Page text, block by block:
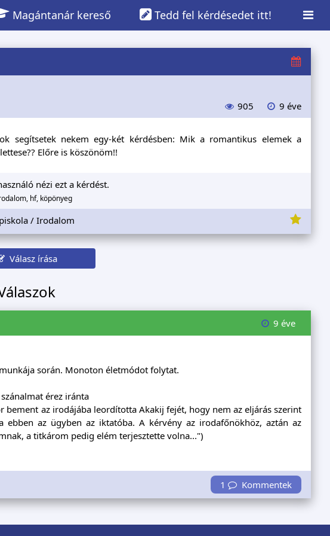
Tedd fel kérdésedet itt!
Magántanár kereső
905 9 éve
segítsetek nekem egy-két kérdésben: Mik a romantikus elemek a
Előre is köszönöm!!
nézi ezt a kérdést.
hf, köpönyeg
/ Irodalom
Válasz írása
9 éve
során. Monoton életmódot folytat.
érez iránta
bement az irodájába leordította Akakij fejét, hogy nem az eljárás szerint
az ügyben az iktatóba. A kérvény az irodafőnökhöz, aztán az
a titkárom pedig elém terjesztette volna...")
1 Kommentek